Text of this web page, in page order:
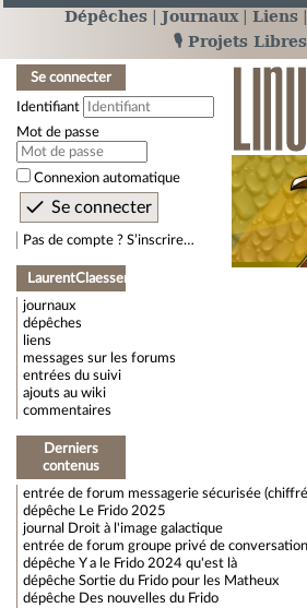
Dépêches Journaux Liens
🎙️ Projets Libres
Se connecter
Identifiant
Mot de passe
Connexion automatique
Pas de compte ? S’inscrire…
LaurentClaessens
journaux
dépêches
liens
messages sur les forums
entrées du suivi
ajouts au wiki
commentaires
Derniers
contenus
entrée de forum messagerie sécurisée
dépêche
Le Frido 2025
journal
Droit à l'image galactique
entrée de forum groupe privé de
dépêche Y a le Frido 2024 qu'est là
dépêche Sortie du Frido pour les Matheux
dépêche Des nouvelles du Frido